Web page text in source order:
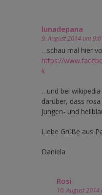
lunadepana
9. August 2014 um
…schau mal hier
https://
k
…und bei
darüber, dass
Jungen- und
Liebe Grüße aus
Daniela
Rosi
10. August